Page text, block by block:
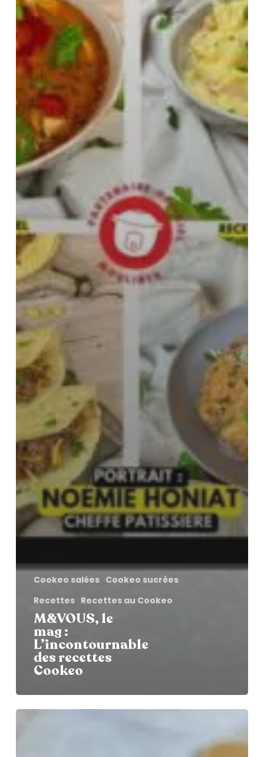
Cookeo salées Cookeo sucrées
Recettes Recettes au Cookeo
M&VOUS, le
mag :
L’incontournable
des recettes
Cookeo